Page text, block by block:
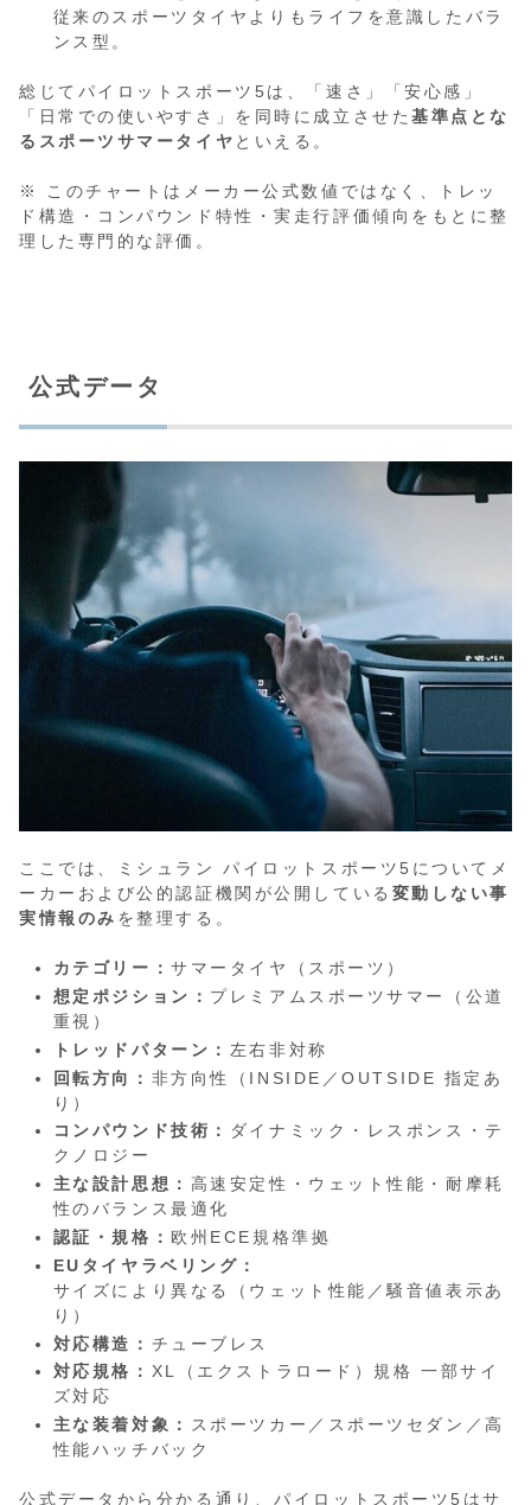
従来のスポーツタイヤよりもライフを意識したバラ
ンス型。
総じてパイロットスポーツ5は、「速さ」「安心感」
「日常での使いやすさ」を同時に成立させた基準点とな
るスポーツサマータイヤ といえる。
※ このチャートはメーカー公式数値ではなく、トレッ
ド構造・コンパウンド特性・実走行評価傾向をもとに整
理した専門的な評価。
公式データ
ここでは、ミシュラン パイロットスポーツ5についてメ
ーカーおよび公的認証機関が公開している 変動しない事
実情報のみ を整理する。
カテゴリー：サマータイヤ（スポーツ）
想定ポジション： プレミアムスポーツサマー（公道
重視）
トレッドパターン： 左右非対称
回転方向： 非方向性（INSIDE／OUTSIDE 指定あ
り）
コンパウンド技術：
ダイナミック・レスポンス・テ
クノロジー
主な設計思想： 高速安定性・ウェット性能・耐摩耗
性のバランス最適化
認証・規格： 欧州ECE規格準拠
EUタイヤラベリング：
サイズにより異なる（ウェット性能／騒音値表示あ
り）
対応構造： チューブレス
対応規格： XL（エクストラロード）規格 一部サイ
ズ対応
主な装着対象：
スポーツカー／スポーツセダン／高
性能ハッチバック
公式データから分かる通り、パイロットスポーツ5はサ